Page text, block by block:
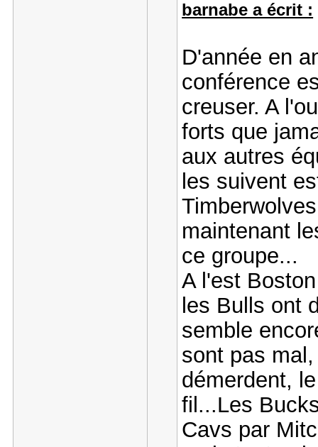
barnabe a écrit :
D'année en
conférence
creuser. A
forts que
aux autres
les suivent
maintenant
ce groupe...
A l'est
les Bulls ont
semble
sont pas
démerdent,
fil...Les
Cavs par